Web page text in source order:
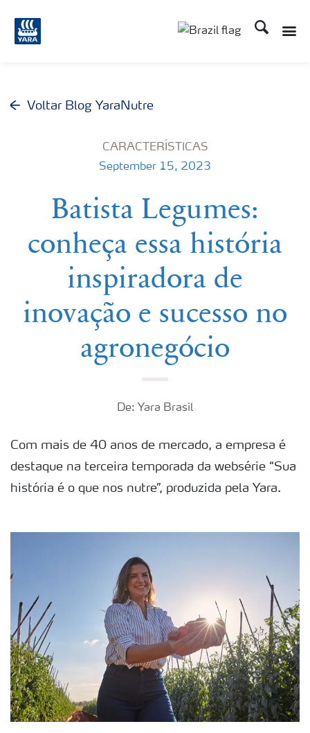
Busca
Voltar Blog YaraNutre
CARACTERÍSTICAS
September 15, 2023
Batista Legumes:
conheça essa história
inspiradora de
inovação e sucesso no
agronegócio
De: Yara Brasil
Com mais de 40 anos de mercado, a empresa é
destaque na terceira temporada da websérie “Sua
história é o que nos nutre”, produzida pela Yara.